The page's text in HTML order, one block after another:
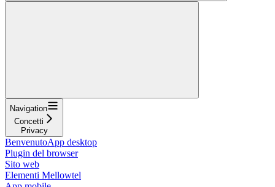
Navigation
Concetti
Privacy
BenvenutoApp desktop
Plugin del browser
Sito web
Elementi Mellowtel